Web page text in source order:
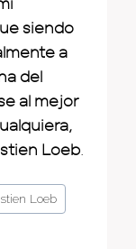
siendo
a
del
al mejor
Loeb
Loeb